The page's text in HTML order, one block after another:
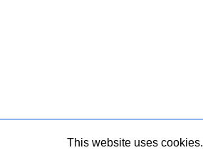
This website uses cookies.